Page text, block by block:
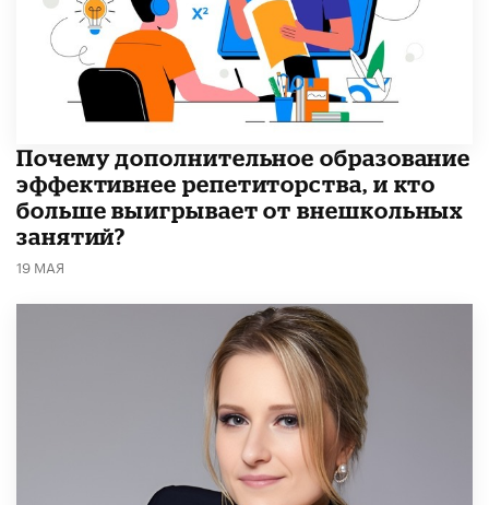
​Почему дополнительное образование
эффективнее репетиторства, и кто
больше выигрывает от внешкольных
занятий?
19 МАЯ